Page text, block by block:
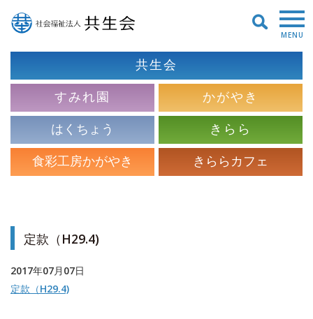
MENU
共生会
すみれ園
かがやき
はくちょう
きらら
食彩工房かがやき
きららカフェ
定款（H29.4)
2017年07月07日
定款（H29.4)